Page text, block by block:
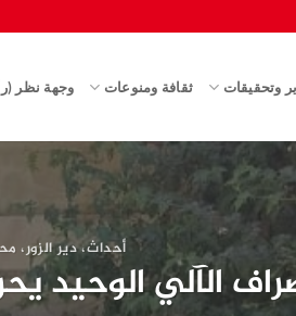
وتحقيقات ثقافة ومنوعات وجهة نظر
أحداث،دير الزور،
الآلي الوحيد